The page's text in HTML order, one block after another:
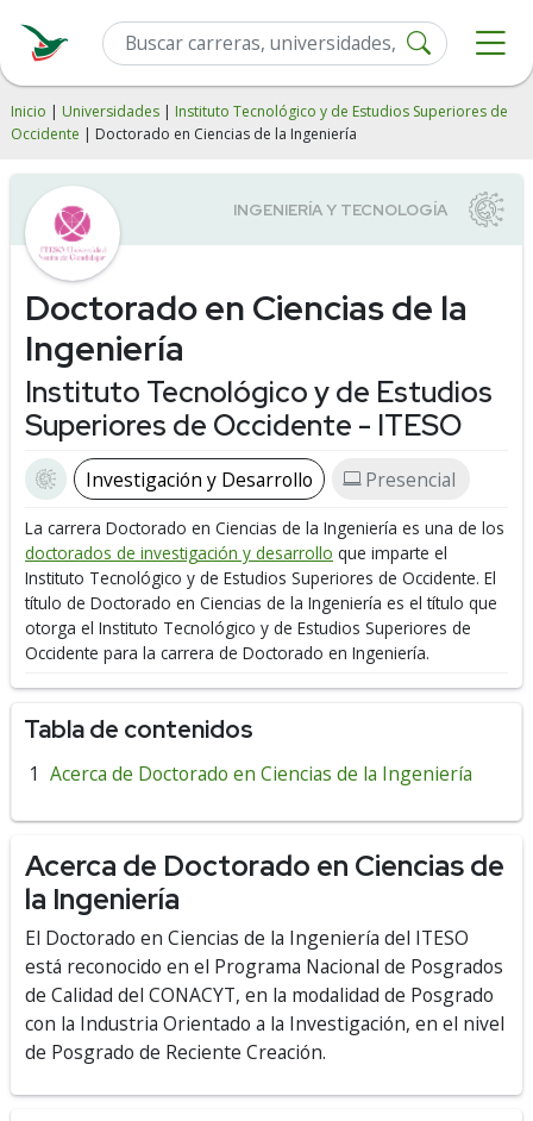
Inicio | Universidades | Instituto Tecnológico y de Estudios Superiores de
Occidente | Doctorado en Ciencias de la Ingeniería
Doctorado en Ciencias de la
Ingeniería
Instituto Tecnológico y de Estudios
Superiores de Occidente - ITESO
Investigación y Desarrollo Presencial
La carrera Doctorado en Ciencias de la Ingeniería es una de los
doctorados de investigación y desarrollo que imparte el
Instituto Tecnológico y de Estudios Superiores de Occidente. El
título de Doctorado en Ciencias de la Ingeniería es el título que
otorga el Instituto Tecnológico y de Estudios Superiores de
Occidente para la carrera de Doctorado en Ingeniería.
Tabla de contenidos
Acerca de Doctorado en Ciencias de la Ingeniería
Acerca de Doctorado en Ciencias de
la Ingeniería
El Doctorado en Ciencias de la Ingeniería del ITESO
está reconocido en el Programa Nacional de Posgrados
de Calidad del CONACYT, en la modalidad de Posgrado
con la Industria Orientado a la Investigación, en el nivel
de Posgrado de Reciente Creación.